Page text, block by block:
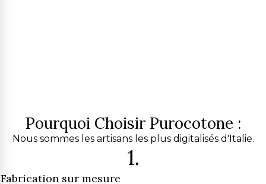
Pourquoi Choisir Purocotone :
Nous sommes les artisans les plus digitalisés d'Italie.
1.
Fabrication sur mesure